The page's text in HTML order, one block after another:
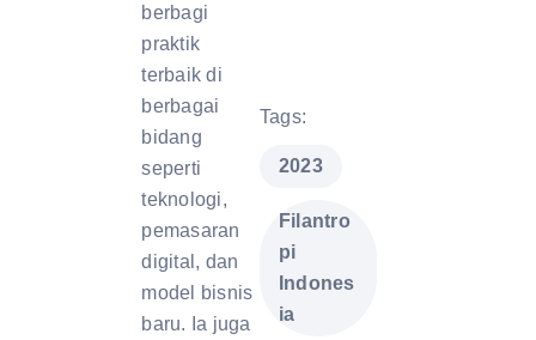
berbagi
praktik
terbaik di
berbagai
bidang
seperti
teknologi,
pemasaran
digital, dan
model bisnis
baru. Ia juga
Tags:
2023
Filantro
pi
Indones
ia